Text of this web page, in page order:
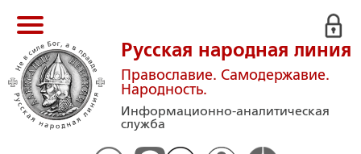
Русская народная линия
Православие. Самодержавие.
Народность.
Информационно-аналитическая
служба